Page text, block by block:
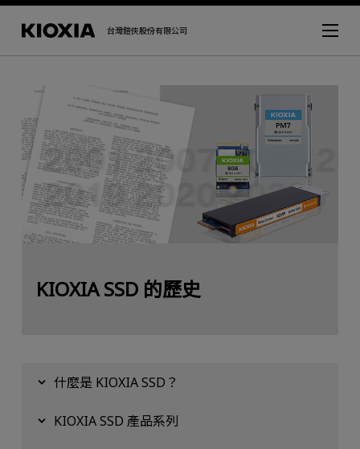
台灣鎧俠股份有限公司
KIOXIA SSD 的歷史
什麼是 KIOXIA SSD？
KIOXIA SSD 產品系列